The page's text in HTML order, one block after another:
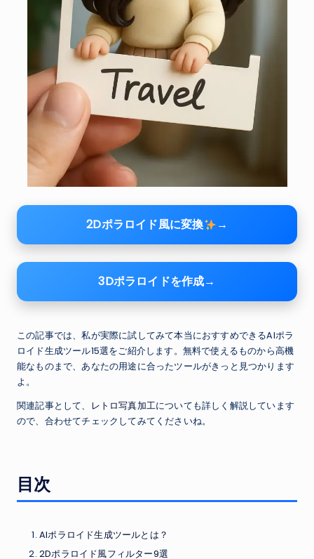
2Dポラロイド風に変換 →
3Dポラロイドを作成→
この記事では、私が実際に試してみて本当におすすめできるAIポラ
ロイド生成ツール15選をご紹介します。無料で使えるものから高機
能なものまで、あなたの用途に合ったツールがきっと見つかります
よ。
関連記事として、
レトロ写真加工についても詳しく解説しています
ので、合わせてチェックしてみてくださいね。
目次
AIポラロイド生成ツールとは？
2Dポラロイド風フィルター9選